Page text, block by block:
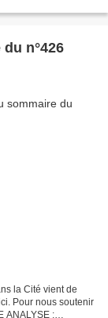
n°426
la Cité vient de
Pour nous soutenir
ANALYSE :